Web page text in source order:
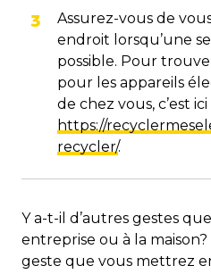
Assurez-vous de
endroit lorsqu’une
possible. Pour
pour les appareils
de chez vous, c’est ici
https://
recycler/.
Y a-t-il d’autres gestes
entreprise ou à la
geste que vous mettrez